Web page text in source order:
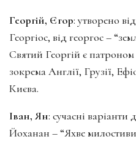
Георгій, Єгор: утворено
Георгіос, від георгос –
Святий Георгій є патроном
зокрема Англії, Грузії,
Києва.
Іван, Ян: сучасні варіанти
Йоханан – “Яхве